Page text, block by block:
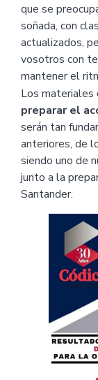
que se
soñada, con
actualizados,
vosotros con
mantener el
Los materiales
preparar el
serán tan
anteriores, de
siendo uno de
junto a la
Santander.